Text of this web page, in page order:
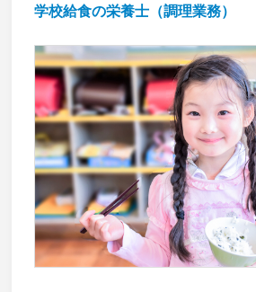
学校給食の栄養士（調理業務）